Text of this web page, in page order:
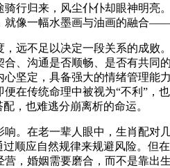
行归来，风尘仆仆却眼神明亮
像一幅水墨画与油画的融合
远不足以决定一段关系的成败
、沟通是否顺畅、是否有共
坚定，具备强大的情绪管理
在传统命理中被视为“不利”
，也难逃分崩离析的命运。
。在老一辈人眼中，生肖配
顺应自然规律来规避风险。
，婚姻需要磨合，而不是靠